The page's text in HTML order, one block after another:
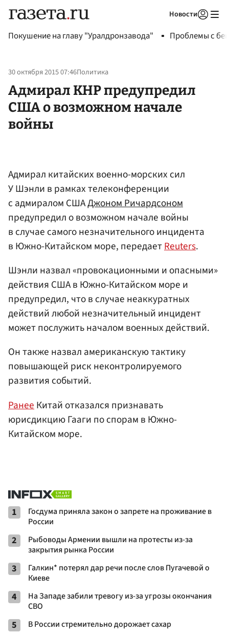
Новости
Покушение на главу "Уралдронзавода" Проблемы с
30 октября 2015 07:46Политика
Адмирал КНР предупредил
США о возможном начале
войны
Адмирал китайских военно-морских сил
У Шэнли в рамках телеконференции
с адмиралом СШАДжоном Ричардсоном
предупредил о возможном начале войны
в случае самого незначительного инцидента
в Южно-Китайском море, передаетReuters.
Шэнли назвал «провокационными и опасными»
действия США в Южно-Китайском море и
предупредил, что в случае неаккуратных
действий любой незначительный инцидент
может послужить началом военных действий.
Он также назвал американскую тактику
повышающей риск неконтролируемого
развития событий.
Ранее Китай отказался признавать
юрисдикцию Гааги по спорам в Южно-
Китайском море.
1
Госдума приняла закон о запрете на проживание в
России
2
Рыбоводы Армении вышли на протесты из-за
закрытия рынка России
3
Галкин* потерял дар речи после слов Пугачевой о
Киеве
4
На Западе забили тревогу из-за угрозы окончания
СВО
5 В России стремительно дорожает сахар